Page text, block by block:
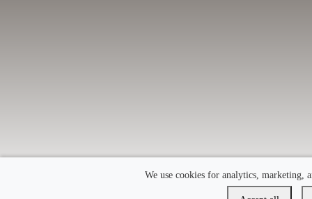
We use cookies for analytics, marketing,